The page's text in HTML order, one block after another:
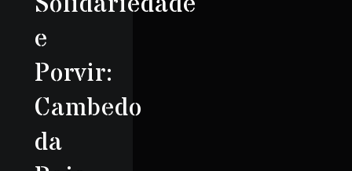
e
Porvir:
Cambedo
da